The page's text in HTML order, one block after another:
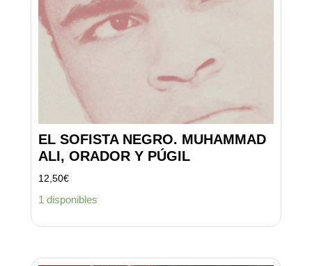
EL SOFISTA NEGRO. MUHAMMAD
ALI, ORADOR Y PÚGIL
12,50€
1 disponibles